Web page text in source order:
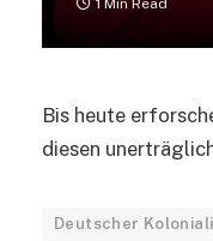
1 Min Read
Bis heute
diesen
Deutscher